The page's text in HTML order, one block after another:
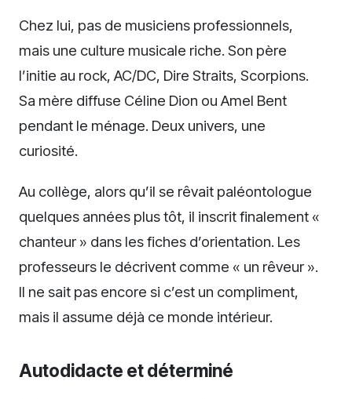
Chez lui, pas de musiciens professionnels,
mais une culture musicale riche. Son père
l’initie au rock, AC/DC, Dire Straits, Scorpions.
Sa mère diffuse Céline Dion ou Amel Bent
pendant le ménage. Deux univers, une
curiosité.
Au collège, alors qu’il se rêvait paléontologue
quelques années plus tôt, il inscrit finalement «
chanteur » dans les fiches d’orientation. Les
professeurs le décrivent comme « un rêveur ».
Il ne sait pas encore si c’est un compliment,
mais il assume déjà ce monde intérieur.
Autodidacte et déterminé